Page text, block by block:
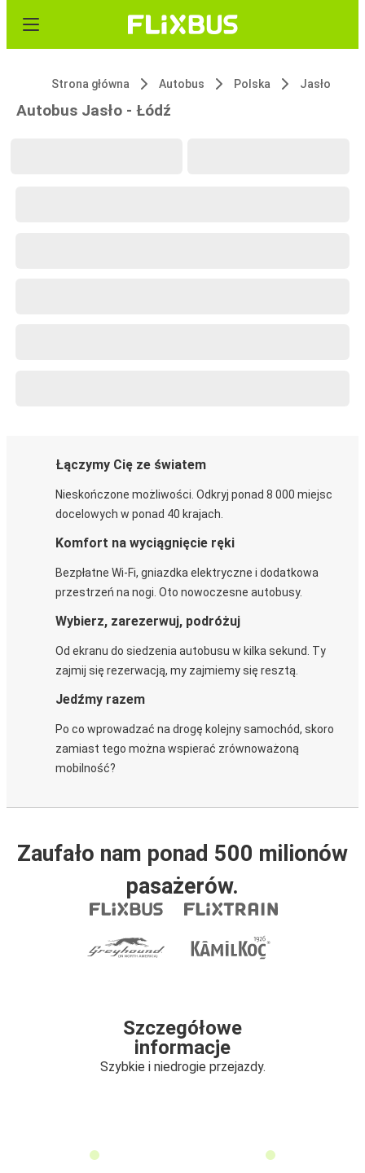
Strona główna Autobus Polska Jasło
Autobus Jasło - Łódź
Łączymy Cię ze światem
Nieskończone możliwości. Odkryj ponad 8 000 miejsc
docelowych w ponad 40 krajach.
Komfort na wyciągnięcie ręki
Bezpłatne Wi-Fi, gniazdka elektryczne i dodatkowa
przestrzeń na nogi. Oto nowoczesne autobusy.
Wybierz, zarezerwuj, podróżuj
Od ekranu do siedzenia autobusu w kilka sekund. Ty
zajmij się rezerwacją, my zajmiemy się resztą.
Jedźmy razem
Po co wprowadzać na drogę kolejny samochód, skoro
zamiast tego można wspierać zrównoważoną
mobilność?
Zaufało nam ponad 500 milionów
pasażerów.
Szczegółowe
informacje
Szybkie i niedrogie przejazdy.